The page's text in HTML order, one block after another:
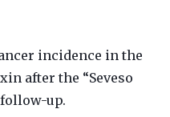
incidence in the
after the “Seveso
up.